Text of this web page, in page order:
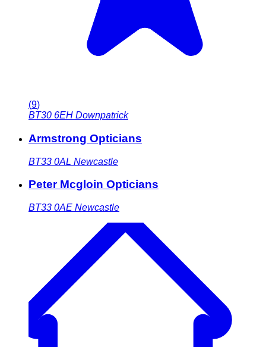
(9)
BT30 6EH Downpatrick
Armstrong Opticians
BT33 0AL Newcastle
Peter Mcgloin Opticians
BT33 0AE Newcastle